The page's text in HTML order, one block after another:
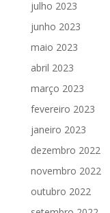
julho 2023
junho 2023
maio 2023
abril 2023
março 2023
fevereiro 2023
janeiro 2023
dezembro 2022
novembro 2022
outubro 2022